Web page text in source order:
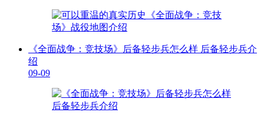
《全面战争：竞技场》后备轻步兵怎么样 后备轻步兵介
绍
09-09